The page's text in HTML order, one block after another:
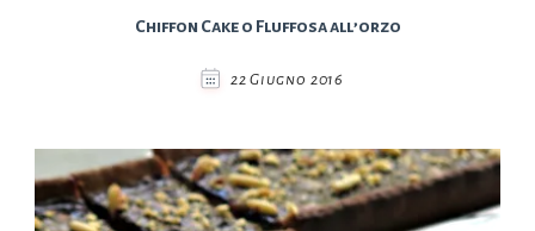
Chiffon Cake o Fluffosa all’orzo
22 Giugno 2016